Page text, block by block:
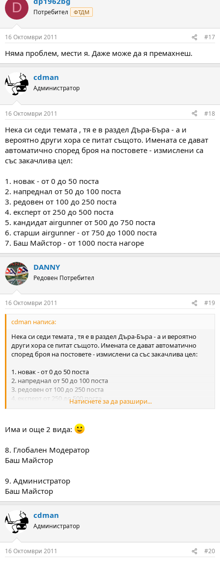
D Потребител ФТДМ
16 Октомври 2011 #17
Няма проблем, мести я. Даже може да я премахнеш.
cdman
Администратор
16 Октомври 2011 #18
Нека си седи темата , тя е в раздел Дъра-Бъра - а и
вероятно други хора се питат същото. Имената се дават
автоматично според броя на постовете - измислени са
със закачлива цел:
1. новак - от 0 до 50 поста
2. напреднал от 50 до 100 поста
3. редовен от 100 до 250 поста
4. експерт от 250 до 500 поста
5. кандидат airgunner от 500 до 750 поста
6. старши airgunner - от 750 до 1000 поста
7. Баш Майстор - от 1000 поста нагоре
DANNY
Редовен Потребител
16 Октомври 2011 #19
cdman написа:
Нека си седи темата , тя е в раздел Дъра-Бъра - а и вероятно
други хора се питат същото. Имената се дават автоматично
според броя на постовете - измислени са със закачлива цел:
1. новак - от 0 до 50 поста
2. напреднал от 50 до 100 поста
3. редовен от 100 до 250 поста
4. експерт от 250 до 500 поста
5. кандидат airgunner от 500 до 750 поста
7. Баш Майстор - от 1000 поста нагоре
Натиснете за да разшири...
Има и още 2 вида:
8. Глобален Модератор
Баш Майстор
9. Администратор
Баш Майстор
cdman
Администратор
16 Октомври 2011 #20